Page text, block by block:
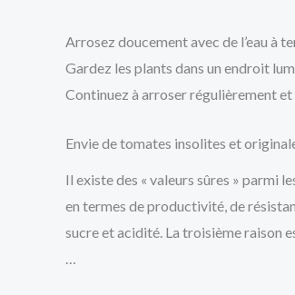
Arrosez doucement avec de l’eau à
Gardez les plants dans un endroit
Continuez à arroser régulièrement et
Envie de tomates insolites et
Il existe des « valeurs sûres » parmi
en termes de productivité, de
sucre et acidité. La troisième raison
…